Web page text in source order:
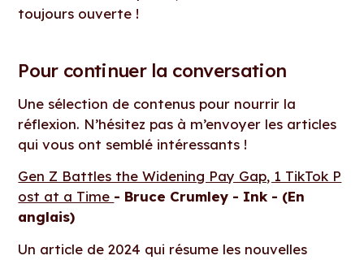
toujours ouverte !
Pour continuer la conversation
Une sélection de contenus pour nourrir la
réflexion. N’hésitez pas à m’envoyer les articles
qui vous ont semblé intéressants !
Gen Z Battles the Widening Pay Gap, 1 TikTok P
ost at a Time - Bruce Crumley - Ink - (En
anglais)
Un article de 2024 qui résume les nouvelles